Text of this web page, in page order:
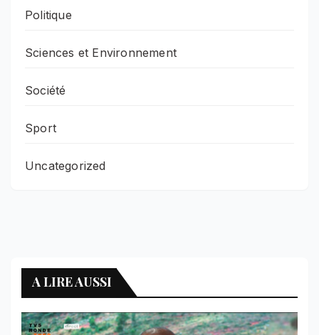
Politique
Sciences et Environnement
Société
Sport
Uncategorized
A LIRE AUSSI